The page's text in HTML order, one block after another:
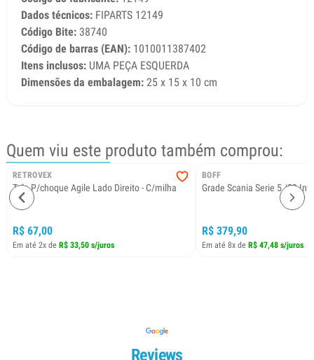
Dados técnicos: FIPARTS 12149
Código Bite: 38740
Código de barras (EAN): 1010011387402
Itens inclusos: UMA PEÇA ESQUERDA
Dimensões da embalagem: 25 x 15 x 10 cm
Quem viu este produto também comprou:
RETROVEX
Tela P/choque Agile Lado Direito - C/milha
R$ 67,00
Em até 2x de R$ 33,50 s/juros
BOFF
Grade Scania Serie 5 /09
R$ 379,90
Em até 8x de R$ 47,48 s/juros
Reviews